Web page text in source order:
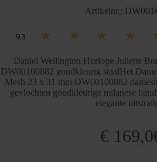
Artikelnr.:
9.3
Daniel Wellington Horloge Juliette
DW00100882 goudkleurig staalHet
Mesh 23 x 31 mm DW00100882
gevlochten goudkleurige milanese
elegante
€